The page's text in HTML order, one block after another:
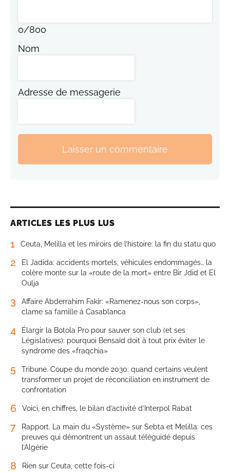
0/800
Nom
Adresse de messagerie
Laisser un commentaire
ARTICLES LES PLUS LUS
1 Ceuta, Melilla et les miroirs de l’histoire: la fin du statu quo
2
El Jadida: accidents mortels, véhicules endommagés… la
colère monte sur la «route de la mort» entre Bir Jdid et El
Oulja
3
Affaire Abderrahim Fakir: «Ramenez-nous son corps»,
clame sa famille à Casablanca
4
Élargir la Botola Pro pour sauver son club (et ses
Législatives): pourquoi Bensaïd doit à tout prix éviter le
syndrome des «fraqchia»
5
Tribune. Coupe du monde 2030: quand certains veulent
transformer un projet de réconciliation en instrument de
confrontation
6 Voici, en chiffres, le bilan d’activité d’Interpol Rabat
7
Rapport. La main du «Système» sur Sebta et Melilla: ces
preuves qui démontrent un assaut téléguidé depuis
l’Algérie
8 Rien sur Ceuta, cette fois-ci